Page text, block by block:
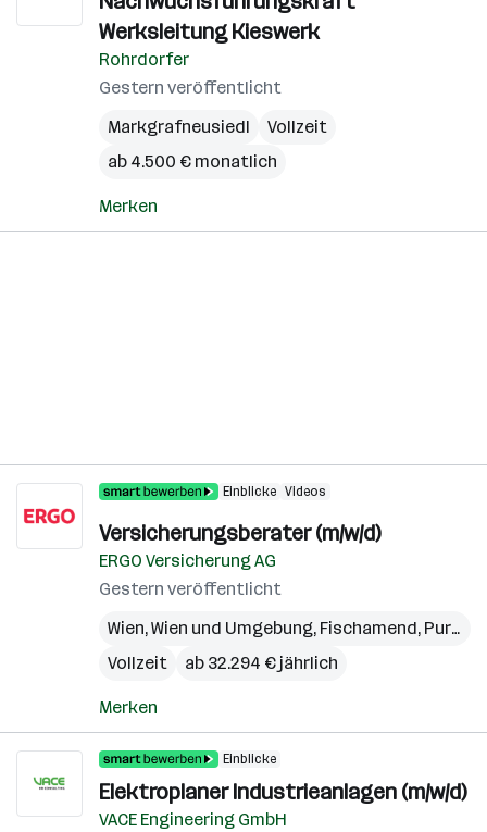
Werksleitung Kieswerk
Rohrdorfer
Gestern veröffentlicht
Markgrafneusiedl
Vollzeit
ab 4.500 € monatlich
Merken
Einblicke Videos
Versicherungsberater (m/w/d)
ERGO Versicherung AG
Gestern veröffentlicht
Wien,Wien und Umgebung, Fischamend, Purkersdorf
Vollzeit
ab 32.294 € jährlich
Merken
Einblicke
Elektroplaner Industrieanlagen (m/w/d)
VACE Engineering GmbH